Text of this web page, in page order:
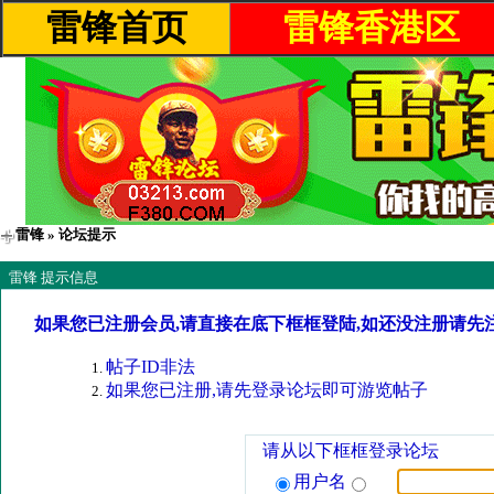
雷锋首页 雷锋香港区
雷锋 » 论坛提示
雷锋 提示信息
如果您已注册会员,请直接在底下框框登陆,如还没注册请先
帖子ID非法
如果您已注册,请先登录论坛即可游览帖子
请从以下框框登录论坛
用户名